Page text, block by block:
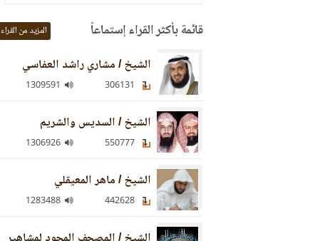
قائمة بأكثر القراء إستماعاً المزيد من القراء
الشيخ / مشاري راشد العفاسي
الشيخ / السديس والشريم
1306926
الشيخ / ماهر المعيقلي
1283488